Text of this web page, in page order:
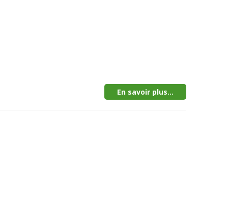
En savoir plus...